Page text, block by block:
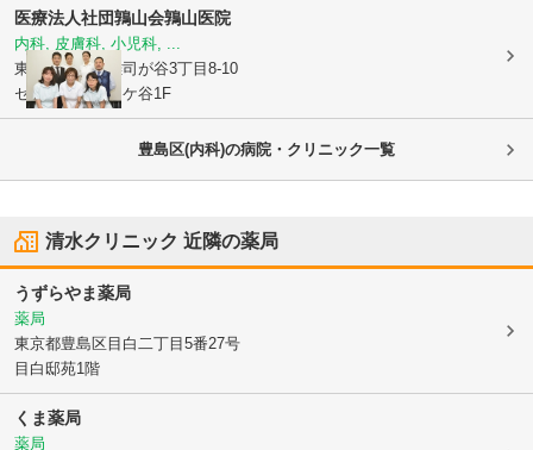
医療法人社団鶉山会鶉山医院
内科, 皮膚科, 小児科, ...
東京都豊島区雑司が谷3丁目8-10
セレナ目白雑司ケ谷1F
豊島区(内科)の病院・クリニック一覧
清水クリニック 近隣の薬局
うずらやま薬局
薬局
東京都豊島区目白二丁目5番27号
目白邸苑1階
くま薬局
薬局